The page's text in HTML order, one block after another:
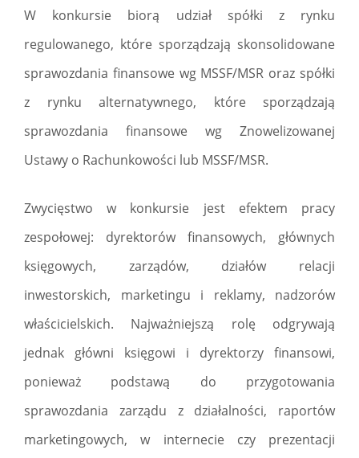
W konkursie biorą udział spółki z rynku
regulowanego, które sporządzają skonsolidowane
sprawozdania finansowe wg MSSF/MSR oraz spółki
z rynku alternatywnego, które sporządzają
sprawozdania finansowe wg Znowelizowanej
Ustawy o Rachunkowości lub MSSF/MSR.
Zwycięstwo w konkursie jest efektem pracy
zespołowej: dyrektorów finansowych, głównych
księgowych, zarządów, działów relacji
inwestorskich, marketingu i reklamy, nadzorów
właścicielskich. Najważniejszą rolę odgrywają
jednak główni księgowi i dyrektorzy finansowi,
ponieważ podstawą do przygotowania
sprawozdania zarządu z działalności, raportów
marketingowych, w internecie czy prezentacji